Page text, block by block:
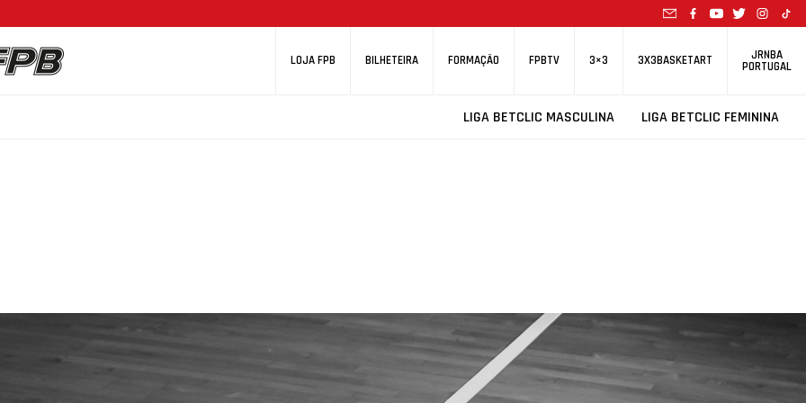
LOJA FPB BILHETEIRA FORMAÇÃO FPBTV 3×3 3X3BASKETART JRNBA
PORTUGAL
LIGA BETCLIC MASCULINA LIGA BETCLIC FEMININA